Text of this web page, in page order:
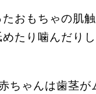
おもちゃの肌
たり噛んだり
ちゃんは歯茎